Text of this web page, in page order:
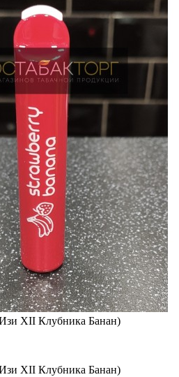
XII Клубника Банан)
XII Клубника Банан)